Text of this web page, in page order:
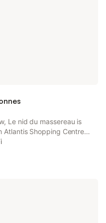
Le nid du massereau is
Atlantis Shopping Centre